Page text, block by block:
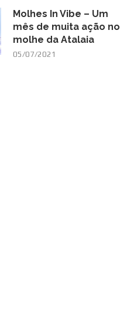
Molhes In Vibe – Um
mês de muita ação no
molhe da Atalaia
05/07/2021